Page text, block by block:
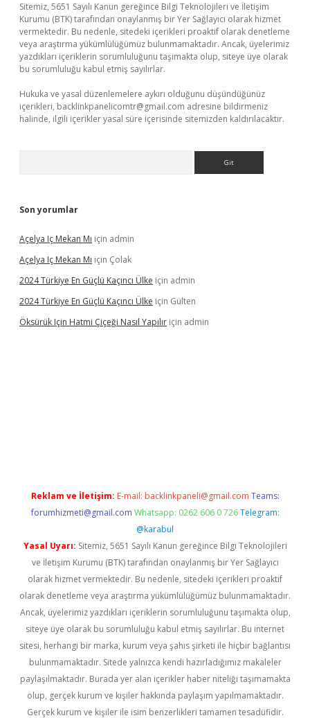
Sitemiz, 5651 Sayılı Kanun gereğince Bilgi Teknolojileri ve İletişim
Kurumu (BTK) tarafından onaylanmış bir Yer Sağlayıcı olarak hizmet
vermektedir. Bu nedenle, sitedeki içerikleri proaktif olarak denetleme
veya araştırma yükümlülüğümüz bulunmamaktadır. Ancak, üyelerimiz
yazdıkları içeriklerin sorumluluğunu taşımakta olup, siteye üye olarak
bu sorumluluğu kabul etmiş sayılırlar.
Hukuka ve yasal düzenlemelere aykırı olduğunu düşündüğünüz
içerikleri, backlinkpanelicomtr@gmail.com adresine bildirmeniz
halinde, ilgili içerikler yasal süre içerisinde sitemizden kaldırılacaktır.
Son yorumlar
Açelya Iç Mekan Mı için admin
Açelya Iç Mekan Mı için Çolak
2024 Türkiye En Güçlü Kaçıncı Ülke için admin
2024 Türkiye En Güçlü Kaçıncı Ülke için Gülten
Öksürük Için Hatmi Çiçeği Nasıl Yapılır için admin
Reklam ve İletişim: E-mail: backlinkpaneli@gmail.com Teams:
forumhizmeti@gmail.com Whatsapp: 0262 606 0 726 Telegram:
@karabul
Yasal Uyarı: Sitemiz, 5651 Sayılı Kanun gereğince Bilgi Teknolojileri
ve İletişim Kurumu (BTK) tarafından onaylanmış bir Yer Sağlayıcı
olarak hizmet vermektedir. Bu nedenle, sitedeki içerikleri proaktif
olarak denetleme veya araştırma yükümlülüğümüz bulunmamaktadır.
Ancak, üyelerimiz yazdıkları içeriklerin sorumluluğunu taşımakta olup,
siteye üye olarak bu sorumluluğu kabul etmiş sayılırlar. Bu internet
sitesi, herhangi bir marka, kurum veya şahıs şirketi ile hiçbir bağlantısı
bulunmamaktadır. Sitede yalnızca kendi hazırladığımız makaleler
paylaşılmaktadır. Burada yer alan içerikler haber niteliği taşımamakta
olup, gerçek kurum ve kişiler hakkında paylaşım yapılmamaktadır.
Gerçek kurum ve kişiler ile isim benzerlikleri tamamen tesadüfidir.